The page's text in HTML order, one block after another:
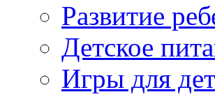
Развитие
Детское
Игры для